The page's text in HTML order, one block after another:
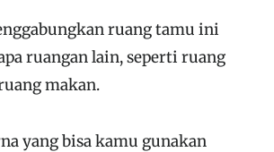
ruang tamu ini
ruangan lain, seperti ruang
makan.
yang bisa kamu gunakan